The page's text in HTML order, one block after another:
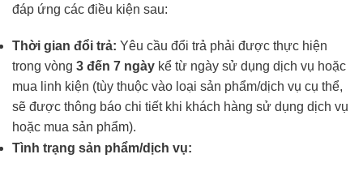
đáp ứng các điều kiện sau:
Thời gian đổi trả: Yêu cầu đổi trả phải được thực hiện
trong vòng 3 đến 7 ngày kể từ ngày sử dụng dịch vụ hoặc
mua linh kiện (tùy thuộc vào loại sản phẩm/dịch vụ cụ thể,
sẽ được thông báo chi tiết khi khách hàng sử dụng dịch vụ
hoặc mua sản phẩm).
Tình trạng sản phẩm/dịch vụ: